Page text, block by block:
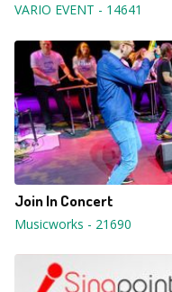
VARIO EVENT - 14641
Join In Concert
Musicworks - 21690